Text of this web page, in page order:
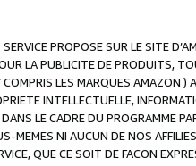
PROPOSE SUR LE SITE
LA PUBLICITE DE PRODUITS,
LES MARQUES AMAZON
INTELLECTUELLE,
LE CADRE DU PROGRAMME
MEMES NI AUCUN DE NOS
QUE CE SOIT DE FACON